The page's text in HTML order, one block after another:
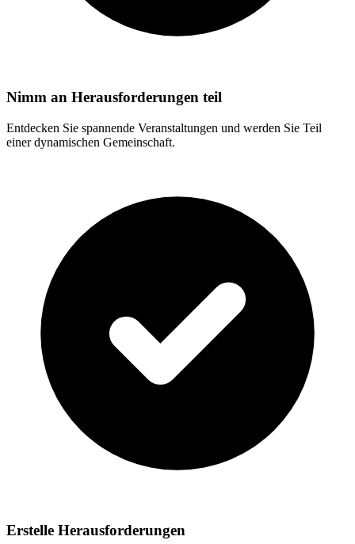
Nimm an Herausforderungen teil
Entdecken Sie spannende Veranstaltungen und werden Sie Teil
einer dynamischen Gemeinschaft.
Erstelle Herausforderungen